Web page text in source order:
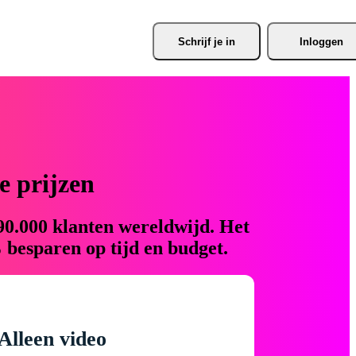
Schrijf je in Inloggen
prijzen
klanten wereldwijd. Het
op tijd en budget.
video